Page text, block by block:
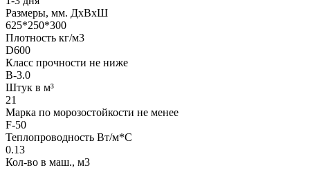
Размеры, мм. ДхВхШ
625*250*300
Плотность кг/м3
D600
Класс прочности не ниже
B-3.0
Штук в м³
21
Марка по морозостойкости не менее
F-50
Теплопроводность Вт/м*С
0.13
Кол-во в маш., м3